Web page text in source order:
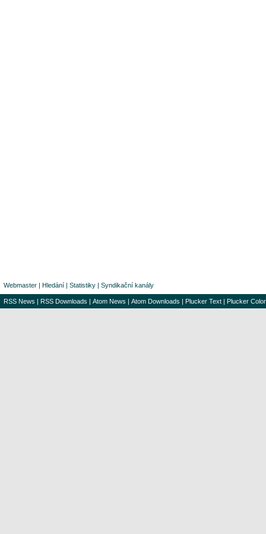
Webmaster | Hledání | Statistiky | Syndikační kanály
RSS News | RSS Downloads | Atom News | Atom Downloads | Plucker Text | Plucker Color